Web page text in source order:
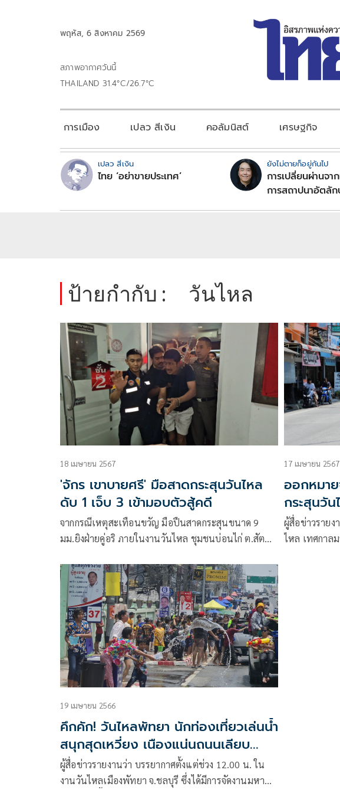
พฤหัส, 6 สิงหาคม 2569
สภาพอากาศวันนี้
THAILAND 31.4°C/26.7°C
การเมือง เปลว สีเงิน คอลัมนิสต์ เศรษฐกิจ
เปลว สีเงิน
ไทย ‘อย่าขายประเทศ’
ยังไม่ตายก็อยู่กันไป
การเปลี่ยนผ่านจา
การสถาปนาอัตลั
ป้ายกำกับ : วันไหล
18 เมษายน 2567
'จักร เขาบายศรี' มือสาดกระสุนวันไหล
ดับ 1 เจ็บ 3 เข้ามอบตัวสู้คดี
จากกรณีเหตุสะเทือนขวัญ มือปืนสาดกระสุนขนาด 9
มม.ยิงฝ่ายคู่อริ ภายในงานวันไหล ชุมชนบ่อนไก่ ต.สัตหีบ
ราย
17 เมษายน 2567
ออกหมา
กระสุนวั
ผู้สื่อข่าวราย
ไหล เทศกาล
19 เมษายน 2566
คึกคัก! วันไหลพัทยา นักท่องเที่ยวเล่นน้ำ
สนุกสุดเหวี่ยง เนืองแน่นถนนเลียบ
ชายทะเล
ผู้สื่อข่าวรายงานว่า บรรยากาศตั้งแต่ช่วง 12.00 น. ใน
งานวันไหลเมืองพัทยา จ.ชลบุรี ซึ่งได้มีการจัดงานมหา